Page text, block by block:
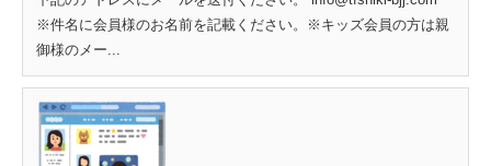
※件名に会員様のお名前を記載ください。※キッズ会員の方は親
御様のメー...